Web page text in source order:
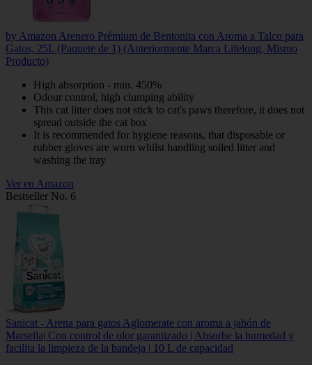
by Amazon Arenero Prémium de Bentonita con Aroma a Talco para
Gatos, 25L (Paquete de 1) (Anteriormente Marca Lifelong, Mismo
Producto)
High absorption - min. 450%
Odour control, high clumping ability
This cat litter does not stick to cat's paws therefore, it does not
spread outside the cat box
It is recommended for hygiene reasons, that disposable or
rubber gloves are worn whilst handling soiled litter and
washing the tray
Ver en Amazon
Bestseller No. 6
Sanicat - Arena para gatos Aglomerate con aroma a jabón de
Marsella| Con control de olor garantizado | Absorbe la humedad y
facilita la limpieza de la bandeja | 10 L de capacidad